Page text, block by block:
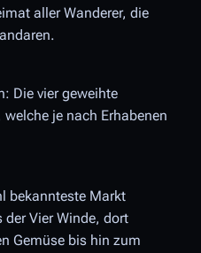
aller Wanderer, die
Die vier geweihte
je nach Erhabenen
bekannteste Markt
der Vier Winde, dort
Gemüse bis hin zum